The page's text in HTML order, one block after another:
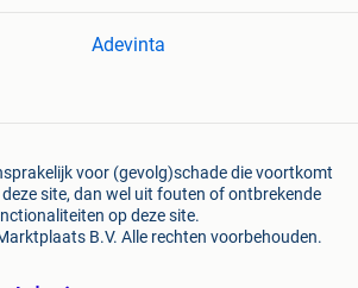
Adevinta
voor (gevolg)schade die voortkomt
site, dan wel uit fouten of ontbrekende
op deze site.
B.V. Alle rechten voorbehouden.